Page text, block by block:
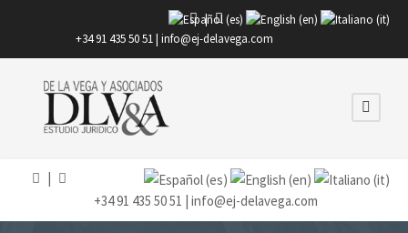
|
+34 91 435 50 51 | info@ej-delavega.com
+34 91 435 50 51 | info@ej-delavega.com